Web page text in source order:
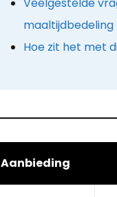
Veelgestelde
maaltijdbedeling
Hoe zit het met
Aanbieding